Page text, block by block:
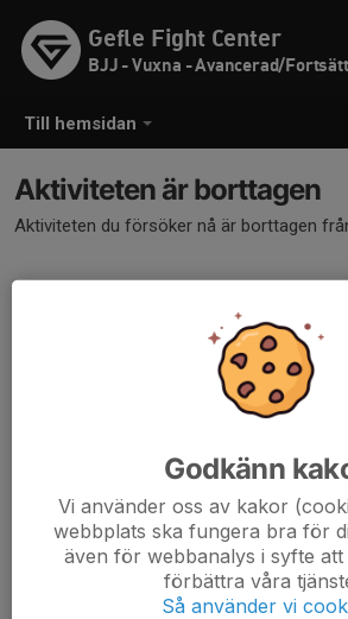
Till hemsidan
Gefle Fight Center
BJJ - Vuxna - Avancerad/
Aktiviteten är borttagen
Aktiviteten du försöker nå är borttagen
Godkänn
Vi använder oss av kakor
webbplats ska fungera bra för
även för webbanalys i syfte att
förbättra våra
Så använder vi